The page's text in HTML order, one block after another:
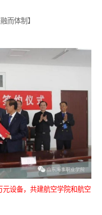
而体制 】
元设备，共建航空学院和航空